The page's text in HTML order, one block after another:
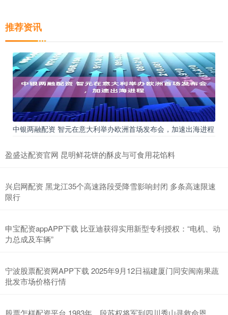
推荐资讯
中银两融配资 智元在意大利举办欧洲首场发布会，加速出海进程
盈盛达配资官网 昆明鲜花饼的酥皮与可食用花馅料
兴启网配资 黑龙江35个高速路段受降雪影响封闭 多条高速限速
限行
申宝配资appAPP下载 比亚迪获得实用新型专利授权：“电机、动
力总成及车辆”
宁波股票配资网APP下载 2025年9月12日福建厦门同安闽南果蔬
批发市场价格行情